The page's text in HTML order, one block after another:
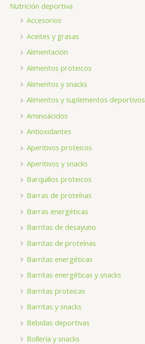
Nutrición deportiva
Accesorios
Aceites y grasas
Alimentación
Alimentos proteicos
Alimentos y snacks
Alimentos y suplementos deportivos
Aminoácidos
Antioxidantes
Aperitivos proteicos
Aperitivos y snacks
Barquillos proteicos
Barras de proteínas
Barras energéticas
Barritas de desayuno
Barritas de proteínas
Barritas energéticas
Barritas energéticas y snacks
Barritas proteicas
Barritas y snacks
Bebidas deportivas
Bollería y snacks